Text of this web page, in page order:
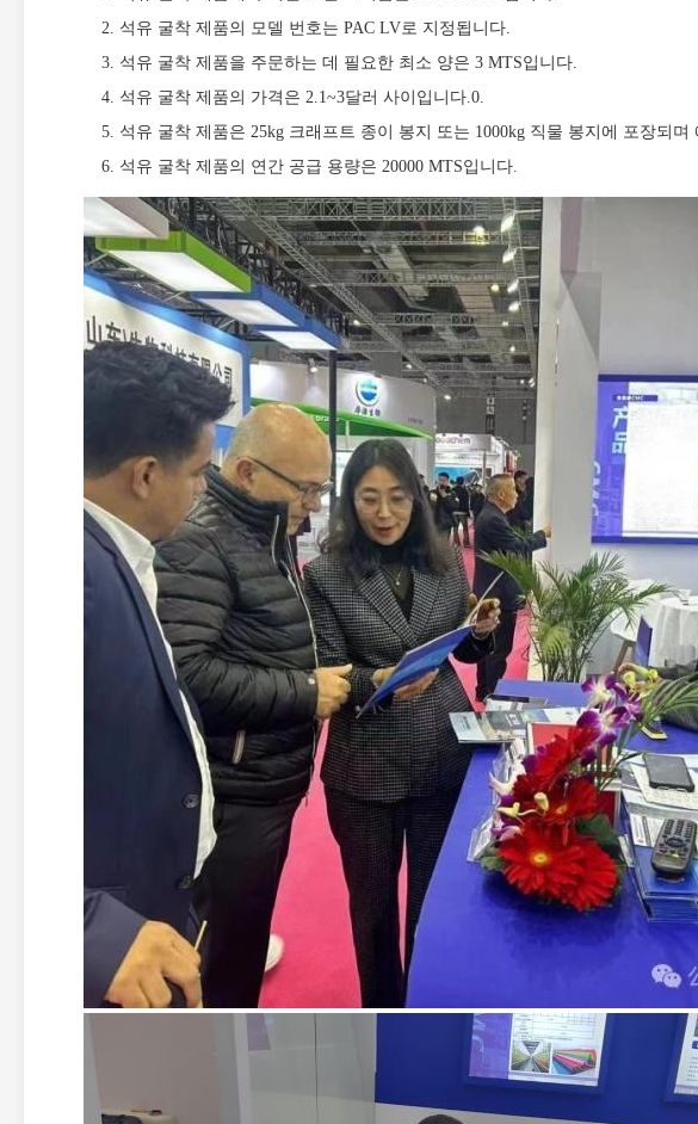
석유 굴착 제품의 모델 번호는 PAC LV로 지정됩니다.
석유 굴착 제품을 주문하는 데 필요한 최소 양은 3 MTS입니다.
석유 굴착 제품의 가격은 2.1~3달러 사이입니다.0.
석유 굴착 제품은 25kg 크래프트 종이 봉지 또는 1000kg 직물 봉지에 포장되
석유 굴착 제품의 연간 공급 용량은 20000 MTS입니다.